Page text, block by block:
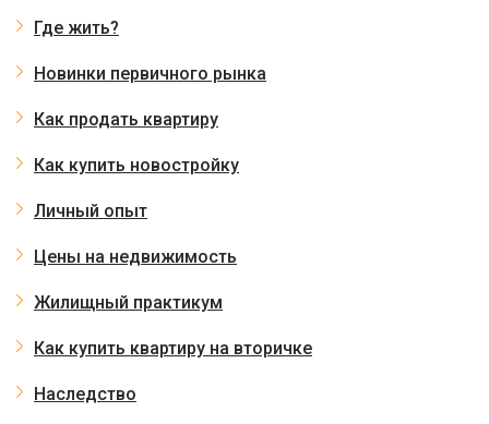
Где жить?
Новинки первичного рынка
Как продать квартиру
Как купить новостройку
Личный опыт
Цены на недвижимость
Жилищный практикум
Как купить квартиру на вторичке
Наследство